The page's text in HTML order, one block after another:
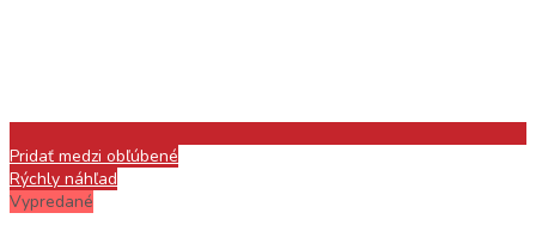
Pridať medzi obľúbené
Rýchly náhľad
Vypredané